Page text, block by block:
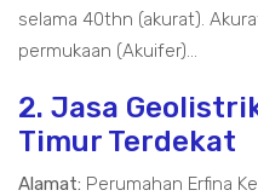
selama 40thn (akurat).
permukaan (Akuifer)...
2. Jasa
Timur Terdekat
Alamat: Perumahan Erfina